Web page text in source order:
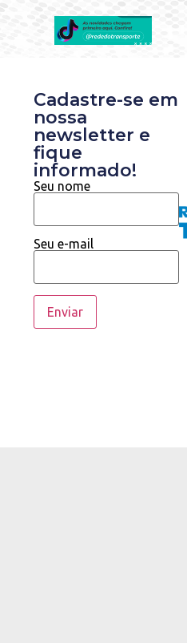
Cadastre-se em
nossa
newsletter e
fique
informado!
Seu nome
Seu e-mail